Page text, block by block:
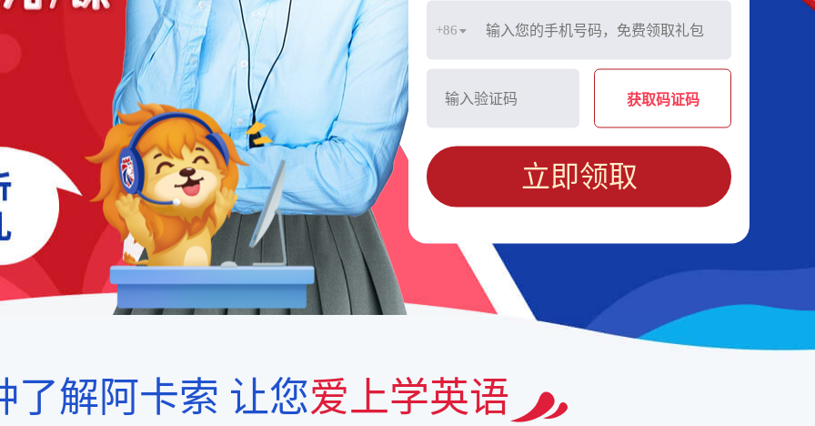
+86
获取码证码
立即领取
了解阿卡索 让您爱上学英语